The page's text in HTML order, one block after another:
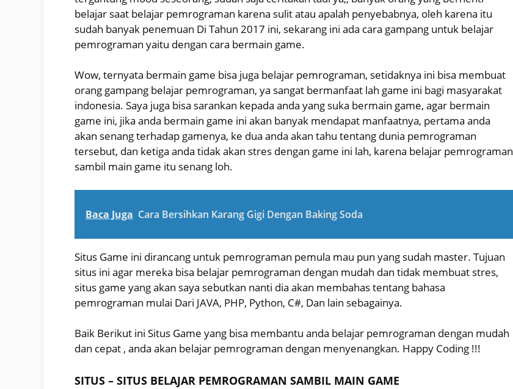
belajar saat belajar pemrograman karena sulit atau apalah penyebabnya, oleh karena itu
sudah banyak penemuan Di Tahun 2017 ini, sekarang ini ada cara gampang untuk belajar
pemrograman yaitu dengan cara bermain game.
Wow, ternyata bermain game bisa juga belajar pemrograman, setidaknya ini bisa membuat
orang gampang belajar pemrograman, ya sangat bermanfaat lah game ini bagi masyarakat
indonesia. Saya juga bisa sarankan kepada anda yang suka bermain game, agar bermain
game ini, jika anda bermain game ini akan banyak mendapat manfaatnya, pertama anda
akan senang terhadap gamenya, ke dua anda akan tahu tentang dunia pemrograman
tersebut, dan ketiga anda tidak akan stres dengan game ini lah, karena belajar pemrograman
sambil main game itu senang loh.
Baca Juga Cara Bersihkan Karang Gigi Dengan Baking Soda
Situs Game ini dirancang untuk pemrograman pemula mau pun yang sudah master. Tujuan
situs ini agar mereka bisa belajar pemrograman dengan mudah dan tidak membuat stres,
situs game yang akan saya sebutkan nanti dia akan membahas tentang bahasa
pemrograman mulai Dari JAVA, PHP, Python, C#, Dan lain sebagainya.
Baik Berikut ini Situs Game yang bisa membantu anda belajar pemrograman dengan mudah
dan cepat , anda akan belajar pemrograman dengan menyenangkan. Happy Coding !!!
SITUS – SITUS BELAJAR PEMROGRAMAN SAMBIL MAIN GAME